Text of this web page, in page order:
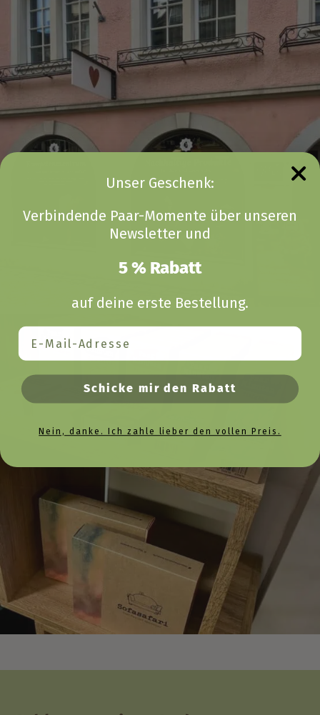
Unser Geschenk:
Verbindende Paar-Momente über unseren
Newsletter und
5 % Rabatt
auf deine erste Bestellung.
Email
Schicke mir den Rabatt
Nein, danke. Ich zahle lieber den vollen Preis.